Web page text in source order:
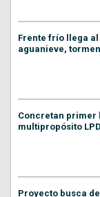
Frente frío llega
aguanieve,
Concretan primer
multipropósito
Proyecto busca